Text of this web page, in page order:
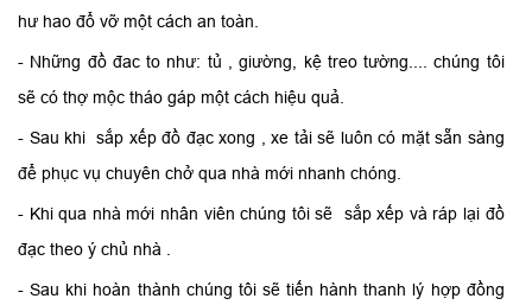
hư hao đổ vỡ một cách an toàn.
- Những đồ đac to như: tủ , giường, kệ treo tường.... chúng tôi
sẽ có thợ mộc tháo gáp một cách hiệu quả.
- Sau khi sắp xếp đồ đạc xong , xe tải sẽ luôn có mặt sẵn sàng
để phục vụ chuyên chở qua nhà mới nhanh chóng.
- Khi qua nhà mới nhân viên chúng tôi sẽ sắp xếp và ráp lại đồ
đạc theo ý chủ nhà .
- Sau khi hoàn thành chúng tôi sẽ tiến hành thanh lý hợp đồng